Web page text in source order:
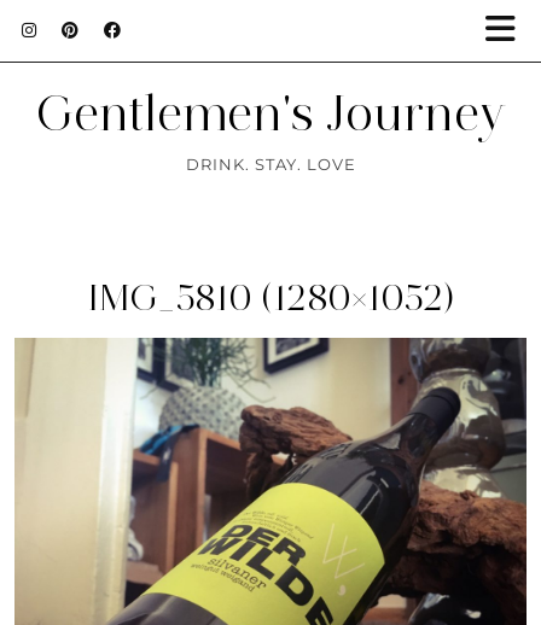
Gentlemen's Journey
DRINK. STAY. LOVE
IMG_5810 (1280×1052)